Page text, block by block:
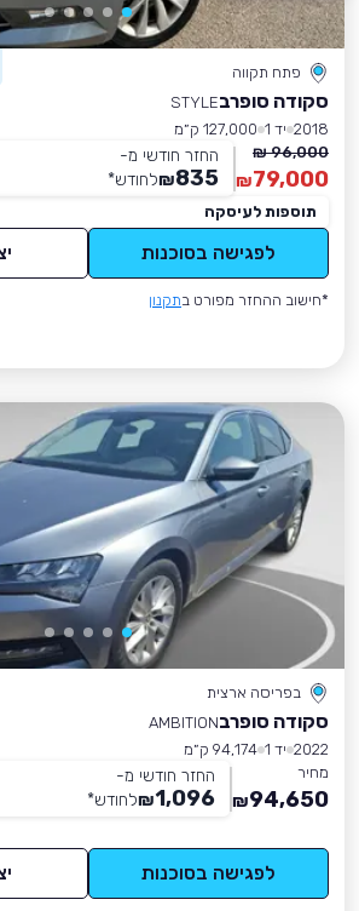
פתח תקווה
סקודה סופרבSTYLE
2018 יד 1
127,000 ק״מ
96,000 ₪
79,000
₪
החזר חודשי מ-
835
₪לחודש*
תוספות לעיסקה
לפגישה בסוכנות
*חישוב ההחזר מפורט בתקנון
בפריסה ארצית
סקודה סופרבAMBITION
2022 יד 1
94,174 ק״מ
מחיר
94,650
₪
החזר חודשי מ-
1,096
₪לחודש*
לפגישה בסוכנות